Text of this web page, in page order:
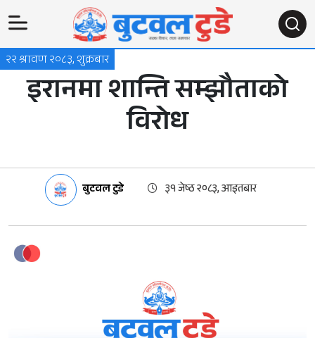
२२ श्रावण २०८३, शुक्रबार
इरानमा शान्ति सम्झौताको
विरोध
बुटवल टुडे ३१ जेष्ठ २०८३, आइतबार